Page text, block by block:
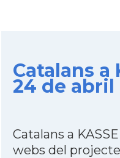
Catalans a
24 de abril
Catalans a
webs del